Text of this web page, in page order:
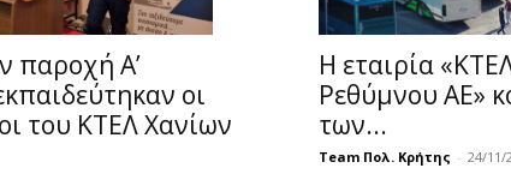
παροχή Α’
οι
του ΚΤΕΛ Χανίων
Η εταιρία
Ρεθύμνου ΑΕ»
των...
Team Πολ. Κρήτης - 24/11/